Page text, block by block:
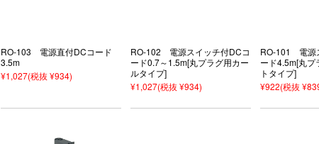
RO-103 電源直付DCコード
3.5m
¥1,027(税抜 ¥934)
RO-102 電源スイッチ付DCコ
ード0.7～1.5m[丸プラグ用カー
ルタイプ]
¥1,027(税抜 ¥934)
RO-101 電源
ード4.5m[丸プ
トタイプ]
¥922(税抜